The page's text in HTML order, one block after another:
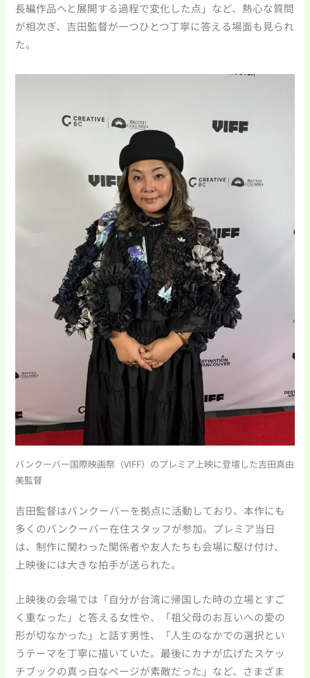
長編作品へと展開する過程で変化した点」など、熱心な質問
が相次ぎ、吉田監督が一つひとつ丁寧に答える場面も見られ
た。
バンクーバー国際映画祭（VIFF）のプレミア上映に登壇した吉田真由
美監督
吉田監督はバンクーバーを拠点に活動しており、本作にも
多くのバンクーバー在住スタッフが参加。プレミア当日
は、制作に関わった関係者や友人たちも会場に駆け付け、
上映後には大きな拍手が送られた。
上映後の会場では「自分が台湾に帰国した時の立場とすご
く重なった」と答える女性や、「祖父母のお互いへの愛の
形が切なかった」と話す男性、「人生のなかでの選択とい
うテーマを丁寧に描いていた。最後にカナが広げたスケッ
チブックの真っ白なページが素敵だった」など、さまざま